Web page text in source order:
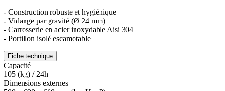
- Construction robuste et hygiénique
- Vidange par gravité (Ø 24 mm)
- Carrosserie en acier inoxydable Aisi 304
- Portillon isolé escamotable
Fiche technique
Capacité
105 (kg) / 24h
Dimensions externes